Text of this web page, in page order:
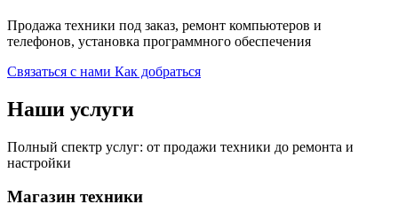
Продажа техники под заказ, ремонт компьютеров и
телефонов, установка программного обеспечения
Связаться с нами Как добраться
Наши услуги
Полный спектр услуг: от продажи техники до ремонта и
настройки
Магазин техники